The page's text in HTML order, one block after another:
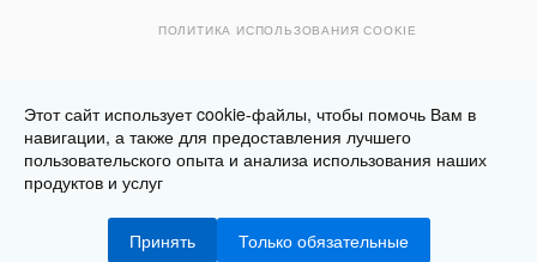
ПОЛИТИКА ИСПОЛЬЗОВАНИЯ COOKIE
Разработано вКлюква.Студия
2026 © Финист - интернет-магазин мебели
Этот сайт использует cookie-файлы, чтобы помочь Вам в
навигации, а также для предоставления лучшего
пользовательского опыта и анализа использования наших
продуктов и услуг
Принять Только обязательные